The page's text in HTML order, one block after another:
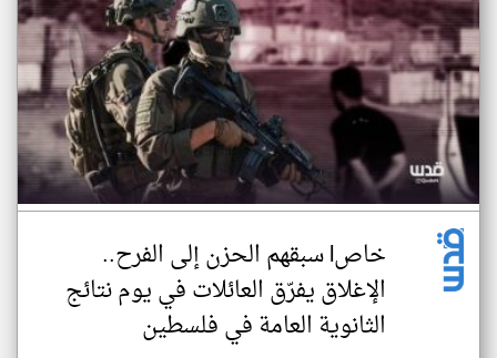
خاصl سبقهم الحزن إلى الفرح..
الإغلاق يفرّق العائلات في يوم نتائج
الثانوية العامة في فلسطين